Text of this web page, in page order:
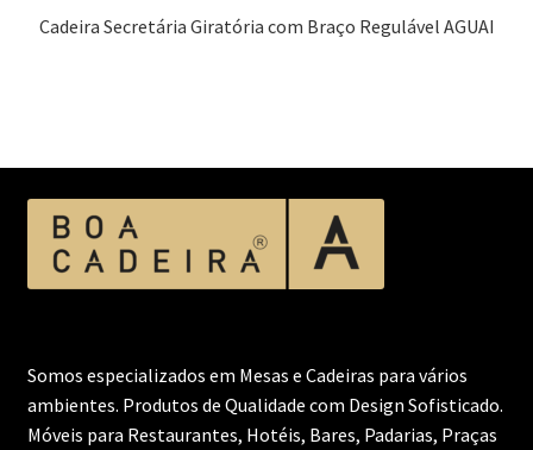
Cadeira Secretária Giratória com Braço Regulável AGUAI
Somos especializados em Mesas e Cadeiras para vários
ambientes. Produtos de Qualidade com Design Sofisticado.
Móveis para Restaurantes, Hotéis, Bares, Padarias, Praças